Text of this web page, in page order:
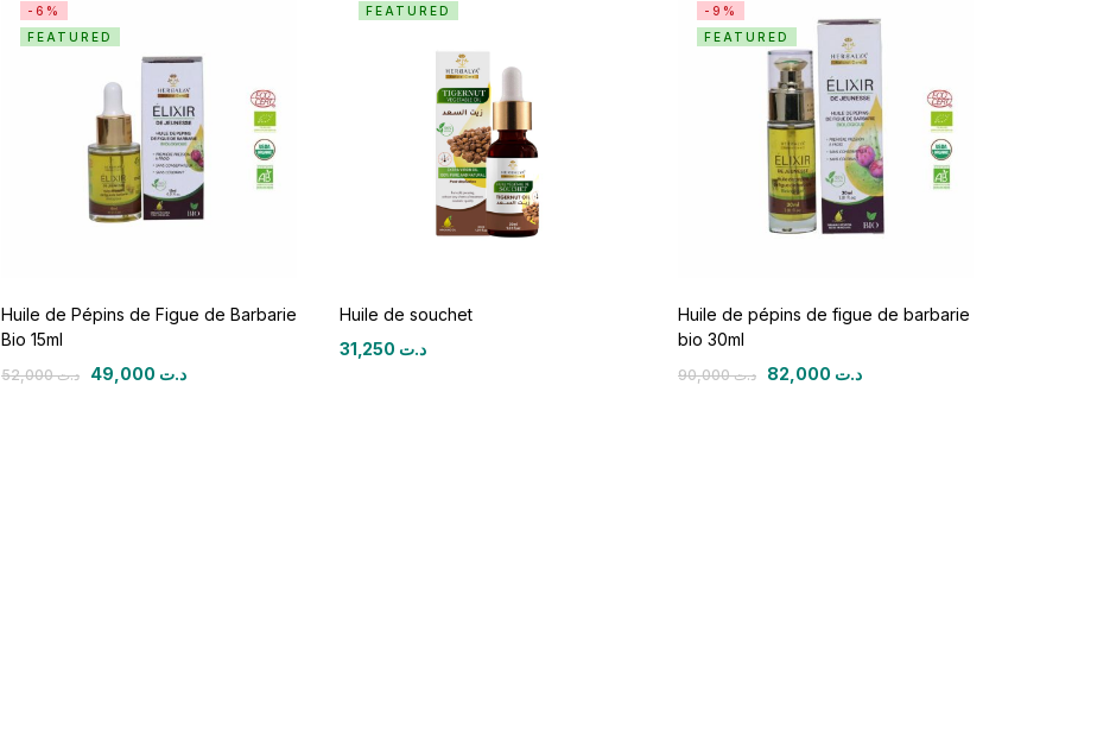
-6%
FEATURED
Huile de Pépins de Figue de Barbarie
Bio 15ml
د.ت52,000 د.ت
FEATURED
Huile de souchet
د.ت
-9%
FEATURED
Huile de pépins de figue de barbarie
bio 30ml
د.ت90,000 د.ت